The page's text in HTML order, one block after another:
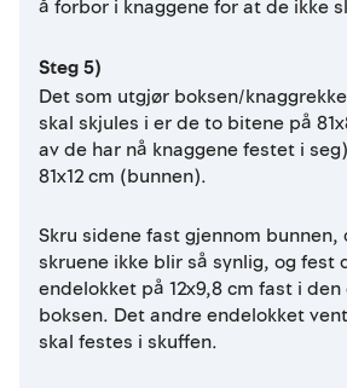
å forbor i knaggene for at de ikke
Steg 5)
Det som utgjør boksen/
skal skjules i er de to bitene på
av de har nå knaggene festet i
81x12 cm (bunnen).
Skru sidene fast gjennom
skruene ikke blir så synlig, og fest
endelokket på 12x9,8 cm fast i
boksen. Det andre endelokket
skal festes i skuffen.